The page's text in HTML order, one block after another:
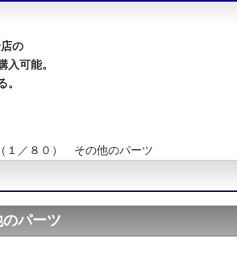
の
可能。
１／８０） その他のパーツ
パーツ